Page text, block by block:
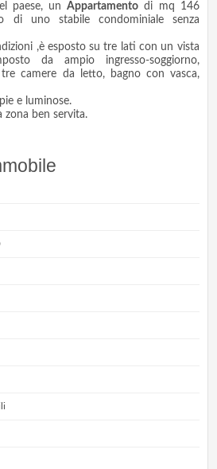
paese, unAppartamento di mq 146
di uno stabile condominiale senza
,è esposto su tre lati con un vista
da ampio ingresso-soggiorno,
tre camere da letto, bagno con vasca,
e luminose.
zona ben servita.